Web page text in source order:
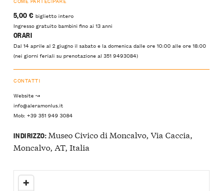
5,00 € biglietto intero
Ingresso gratuito bambini fino ai 13 anni
ORARI
Dal 14 aprile al 2 giugno il sabato e la domenica dalle ore 10:00 alle ore 18:00
(nei giorni feriali su prenotazione al 351 9493084)
CONTATTI
Website ↝
info@aleramonlus.it
Mob: +39 351 949 3084
INDIRIZZO:Museo Civico di Moncalvo, Via Caccia,
Moncalvo, AT, Italia